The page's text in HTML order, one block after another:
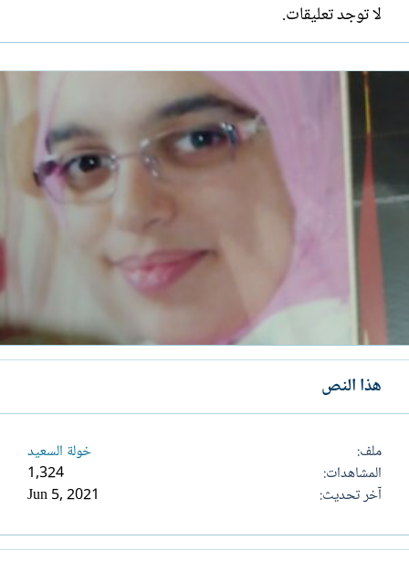
لا توجد تعليقات.
هذا النص
ملف
خولة السعيد
المشاهدات
1,324
آخر تحديث
Jun 5, 2021